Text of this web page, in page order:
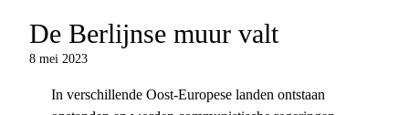
De Berlijnse muur valt
8 mei 2023
In verschillende Oost-Europese landen ontstaan